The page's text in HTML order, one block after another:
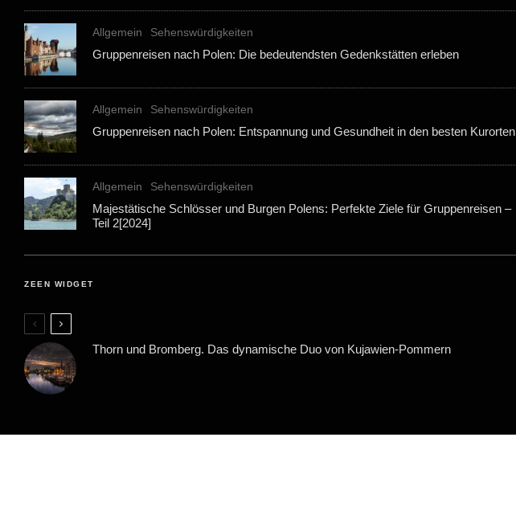
Allgemein Sehenswürdigkeiten
Gruppenreisen nach Polen: Die bedeutendsten Gedenkstätten erleben
Allgemein Sehenswürdigkeiten
Gruppenreisen nach Polen: Entspannung und Gesundheit in den besten Kurorten
Allgemein Sehenswürdigkeiten
Majestätische Schlösser und Burgen Polens: Perfekte Ziele für Gruppenreisen –
Teil 2[2024]
ZEEN WIDGET
Thorn und Bromberg. Das dynamische Duo von Kujawien-Pommern